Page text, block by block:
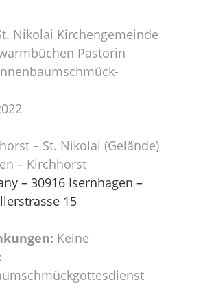
Nikolai Kirchengemeinde
Pastorin
– St. Nikolai (Gelände)
– Kirchhorst
– 30916 Isernhagen –
15
Keine